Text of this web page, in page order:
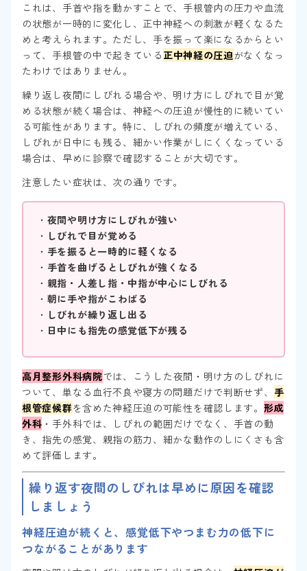
これは、手首や指を動かすことで、手根管内の圧力や血流
の状態が一時的に変化し、正中神経への刺激が軽くなるた
めと考えられます。ただし、手を振って楽になるからとい
って、手根管の中で起きている 正中神経の圧迫がなくなっ
たわけではありません。
繰り返し夜間にしびれる場合や、明け方にしびれで目が覚
める状態が続く場合は、神経への圧迫が慢性的に続いてい
る可能性があります。特に、しびれの頻度が増えている、
しびれが日中にも残る、細かい作業がしにくくなっている
場合は、早めに診察で確認することが大切です。
注意したい症状は、次の通りです。
・ 夜間や明け方にしびれが強い
・ しびれで目が覚める
・ 手を振ると一時的に軽くなる
・ 手首を曲げるとしびれが強くなる
・ 親指・人差し指・中指が中心にしびれる
・ 朝に手や指がこわばる
・ しびれが繰り返し出る
・ 日中にも指先の感覚低下が残る
高月整形外科病院では、こうした夜間・明け方のしびれに
ついて、単なる血行不良や寝方の問題だけで判断せず、 手
根管症候群を含めた神経圧迫の可能性を確認します。 形成
外科 ・手外科では、しびれの範囲だけでなく、手首の動
き、指先の感覚、親指の筋力、細かな動作のしにくさも含
めて評価します。
繰り返す夜間のしびれは早めに原因を確認
しましょう
神経圧迫が続くと、感覚低下やつまむ力の低下に
つながることがあります